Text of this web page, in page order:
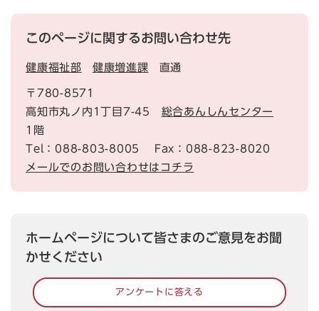
このページに関するお問い合わせ先
健康福祉部 健康増進課 直通
〒780-8571
高知市丸ノ内1丁目7-45 総合あんしんセンター
1階
Tel：088-803-8005
Fax：088-823-8020
メールでのお問い合わせはコチラ
ホームページについて皆さまのご意見をお聞
かせください
アンケートに答える